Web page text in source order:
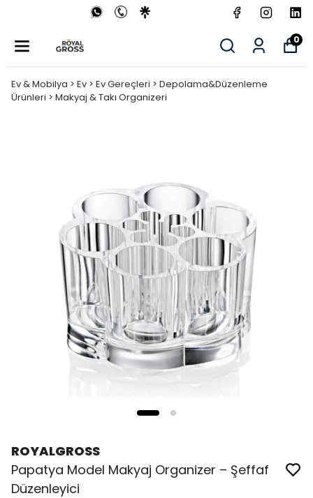
0
Ev & Mobilya > Ev > Ev Gereçleri > Depolama&Düzenleme
Ürünleri > Makyaj & Takı Organizeri
ROYALGROSS
Papatya Model Makyaj Organizer – Şeffaf
Düzenleyici